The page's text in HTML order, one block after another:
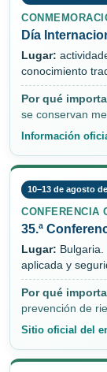
Día
Lugar:
conocimiento
Por qué
se conservan
Información
10–13 de agosto
CONFERENCIA
35.ª
Lugar: Bulgaria.
aplicada y
Por qué
prevención de
Sitio oficial del